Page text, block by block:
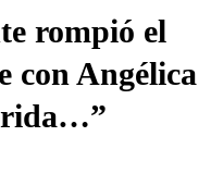
rompió el
con Angélica